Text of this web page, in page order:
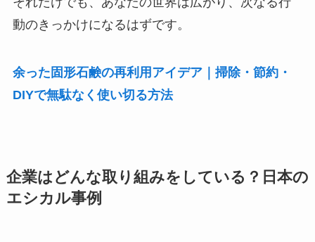
動のきっかけになるはずです。
余った固形石鹸の再利用アイデア｜掃除・節約・
DIYで無駄なく使い切る方法
企業はどんな取り組みをしている？日本の
エシカル事例